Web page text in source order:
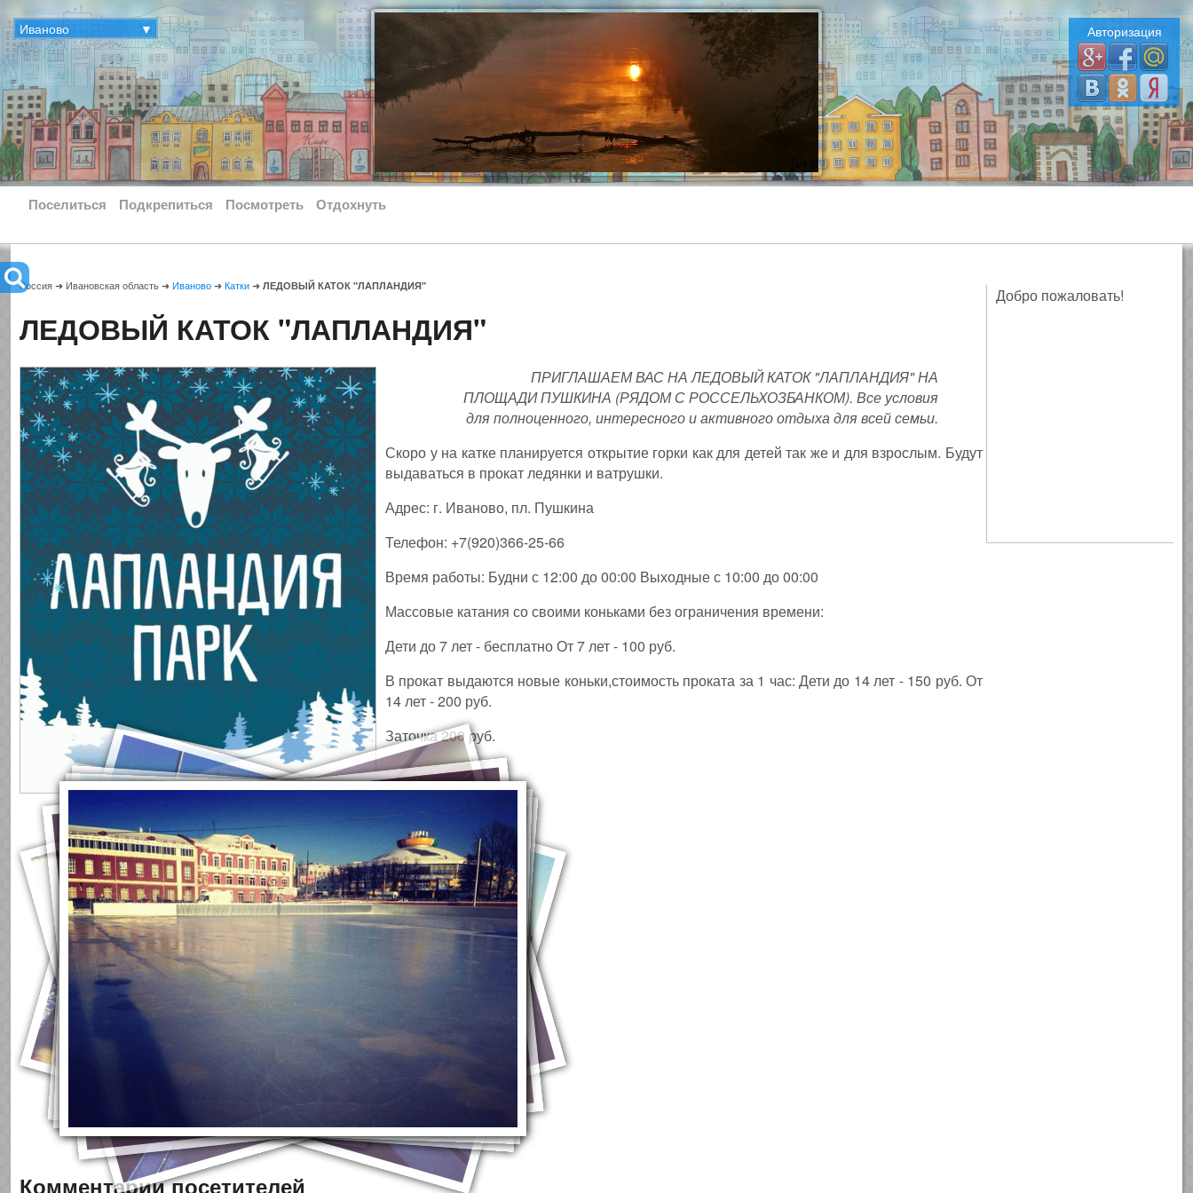
Иваново ▼ Авторизация
Поселиться Подкрепиться Посмотреть Отдохнуть
Добро пожаловать!
Россия ➜ Ивановская область ➜ Иваново ➜ Катки ➜ ЛЕДОВЫЙ КАТОК "ЛАПЛАНДИЯ"
ЛЕДОВЫЙ КАТОК "ЛАПЛАНДИЯ"
ПРИГЛАШАЕМ ВАС НА ЛЕДОВЫЙ КАТОК "ЛАПЛАНДИЯ" НА
ПЛОЩАДИ ПУШКИНА (РЯДОМ С РОССЕЛЬХОЗБАНКОМ). Все условия
для полноценного, интересного и активного отдыха для всей семьи.
Скоро у на катке планируется открытие горки как для детей так же и для взрослым. Будут
выдаваться в прокат ледянки и ватрушки.
Адрес: г. Иваново, пл. Пушкина
Телефон: +7(920)366-25-66
Время работы: Будни с 12:00 до 00:00 Выходные с 10:00 до 00:00
Массовые катания со своими коньками без ограничения времени:
Дети до 7 лет - бесплатно От 7 лет - 100 руб.
В прокат выдаются новые коньки,стоимость проката за 1 час: Дети до 14 лет - 150 руб. От
14 лет - 200 руб.
Заточка 200 руб.
Комментарии посетителей